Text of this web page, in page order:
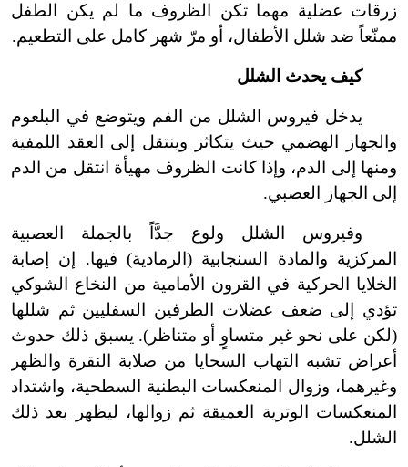
زرقات عضلية مهما تكن الظروف ما لم يكن الطفل
ممنّعاً ضد شلل الأطفال، أو مرّ شهر كامل على التطعيم.
كيف يحدث الشلل
يدخل فيروس الشلل من الفم ويتوضع في البلعوم
والجهاز الهضمي حيث يتكاثر وينتقل إلى العقد اللمفية
ومنها إلى الدم، وإذا كانت الظروف مهيأة انتقل من الدم
إلى الجهاز العصبي.
وفيروس الشلل ولوع جدَّاً بالجملة العصبية
المركزية والمادة السنجابية (الرمادية) فيها. إن إصابة
الخلايا الحركية في القرون الأمامية من النخاع الشوكي
تؤدي إلى ضعف عضلات الطرفين السفليين ثم شللها
(لكن على نحو غير متساوٍ أو متناظر). يسبق ذلك حدوث
أعراض تشبه التهاب السحايا من صلابة النقرة والظهر
وغيرهما، وزوال المنعكسات البطنية السطحية، واشتداد
المنعكسات الوترية العميقة ثم زوالها، ليظهر بعد ذلك
الشلل.